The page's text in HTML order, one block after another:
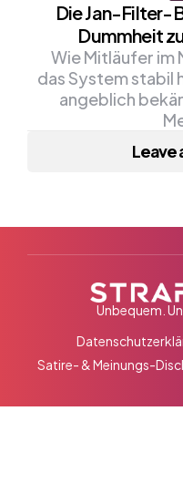
Die Jan-Filter-
Dummheit
Wie Mitläufer im
das System stabil
angeblich
Leave
Unbequem.
Satire- & Meinungs-